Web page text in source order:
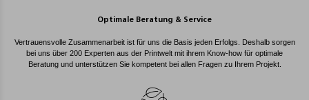
Optimale Beratung & Service
Vertrauensvolle Zusammenarbeit ist für uns die Basis jeden Erfolgs. Deshalb sorgen
bei uns über 200 Experten aus der Printwelt mit ihrem Know-how für optimale
Beratung und unterstützen Sie kompetent bei allen Fragen zu Ihrem Projekt.